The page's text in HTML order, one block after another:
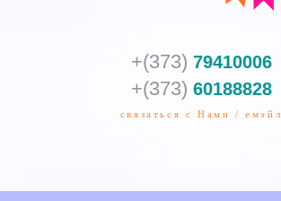
+(373) 79410006
+(373) 60188828
связаться с Нами / емэйл